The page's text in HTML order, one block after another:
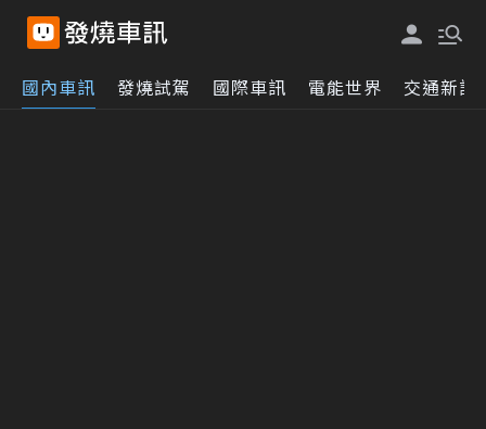
國內車訊 發燒試駕 國際車訊 電能世界 交通新訊